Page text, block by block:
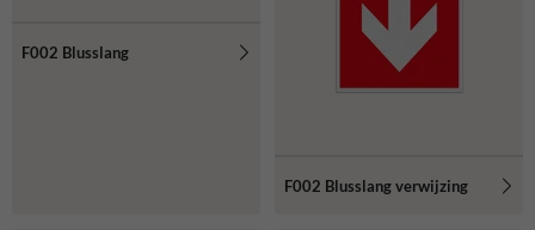
F002 Blusslang
F002 Blusslang verwijzing